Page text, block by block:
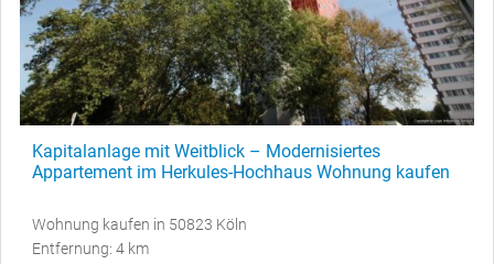
Kapitalanlage mit Weitblick – Modernisiertes
Appartement im Herkules-Hochhaus Wohnung kaufen
Wohnung kaufen in 50823 Köln
Entfernung: 4 km